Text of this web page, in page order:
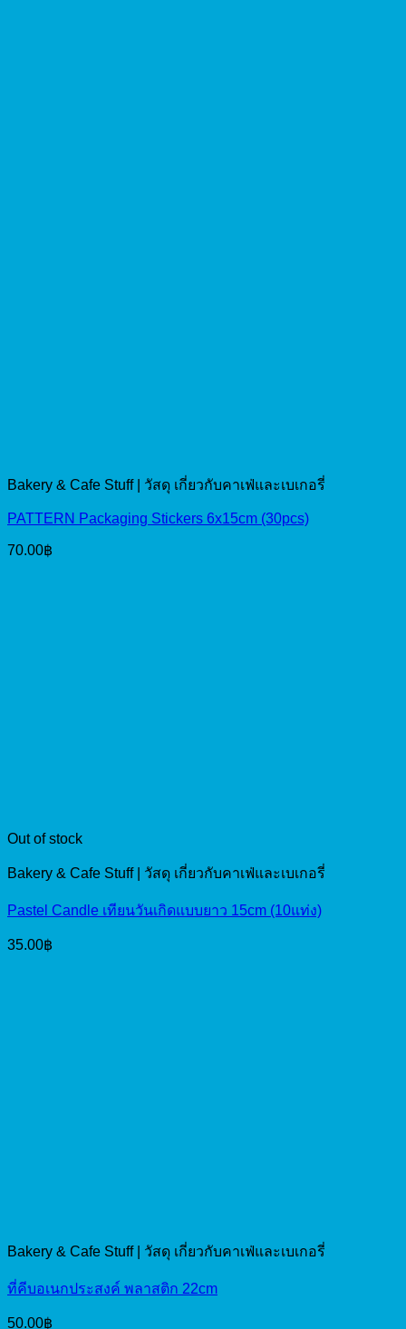
Bakery & Cafe Stuff | วัสดุ เกี่ยวกับคาเฟ่และเบเกอรี่
PATTERN Packaging Stickers 6x15cm (30pcs)
70.00฿
Out of stock
Bakery & Cafe Stuff | วัสดุ เกี่ยวกับคาเฟ่และเบเกอรี่
Pastel Candle เทียนวันเกิดแบบยาว 15cm (10แท่ง)
35.00฿
Bakery & Cafe Stuff | วัสดุ เกี่ยวกับคาเฟ่และเบเกอรี่
ที่คีบอเนกประสงค์ พลาสติก 22cm
50.00฿